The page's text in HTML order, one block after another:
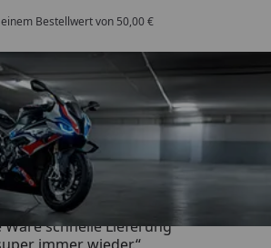
Bestellwert von 50,00 €
Trusted Shops
4,85/ 5
Ware schnelle Lieferung